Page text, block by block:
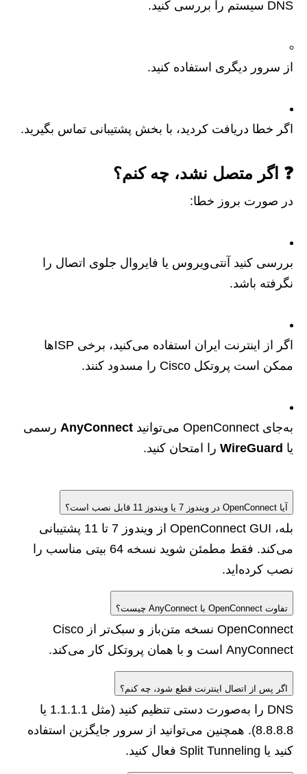
DNS سیستم را بررسی کنید.
از سرور دیگری استفاده کنید.
اگر خطا دریافت کردید، با بخش پشتیبانی تماس بگیرید.
❓ اگر متصل نشد، چه کنم؟
در صورت بروز خطا:
بررسی کنید آنتی‌ویروس یا فایروال جلوی اتصال را
نگرفته باشد.
اگر از اینترنت ایران استفاده می‌کنید، برخی ISPها
ممکن است پروتکل Cisco را مسدود کنند.
به‌جای OpenConnect می‌توانید AnyConnect رسمی
یا WireGuard را امتحان کنید.
آیا OpenConnect در ویندوز 7 یا ویندوز 11 قابل نصب است؟
بله، OpenConnect GUI از ویندوز 7 تا 11 پشتیبانی
می‌کند. فقط مطمئن شوید نسخه 64 بیتی مناسب را
نصب کرده‌اید.
تفاوت OpenConnect با AnyConnect چیست؟
OpenConnect نسخه متن‌باز و سبک‌تر از Cisco
AnyConnect است و با همان پروتکل کار می‌کند.
اگر پس از اتصال اینترنت قطع شود، چه کنم؟
DNS را به‌صورت دستی تنظیم کنید (مثل 1.1.1.1 یا
8.8.8.8). همچنین می‌توانید از سرور جایگزین استفاده
کنید یا Split Tunneling فعال کنید.